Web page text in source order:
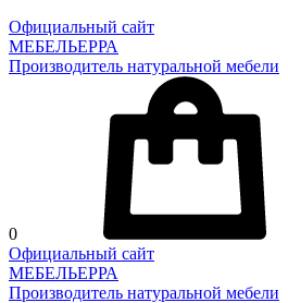
Официальный сайт
МЕБЕЛЬЕРРА
Производитель натуральной мебели
0
Официальный сайт
МЕБЕЛЬЕРРА
Производитель натуральной мебели